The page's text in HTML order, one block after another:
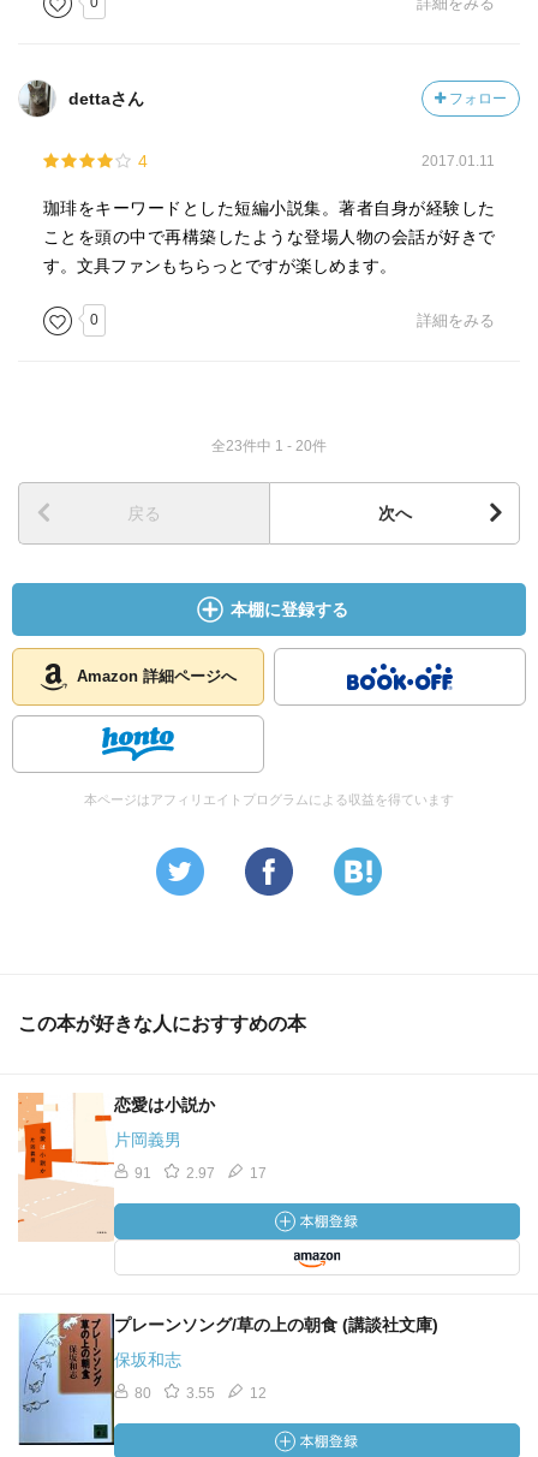
dettaさん フォロー
4 2017.01.11
珈琲をキーワードとした短編小説集。著者自身が経験した
ことを頭の中で再構築したような登場人物の会話が好きで
す。文具ファンもちらっとですが楽しめます。
0 詳細をみる
全23件中 1 - 20件
戻る 次へ
本棚に登録する
Amazon 詳細ページへ
本ページはアフィリエイトプログラムによる収益を得ています
この本が好きな人におすすめの本
恋愛は小説か
片岡義男
91 2.97 17
プレーンソング/草の上の朝食 (講談社文庫)
保坂和志
80 3.55 12